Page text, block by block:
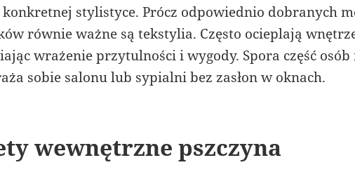
stylistyce. Prócz odpowiednio dobranych
równie ważne są tekstylia. Często ocieplają
wrażenie przytulności i wygody. Spora część osób
sobie salonu lub sypialni bez zasłon w oknach.
wewnętrzne pszczyna